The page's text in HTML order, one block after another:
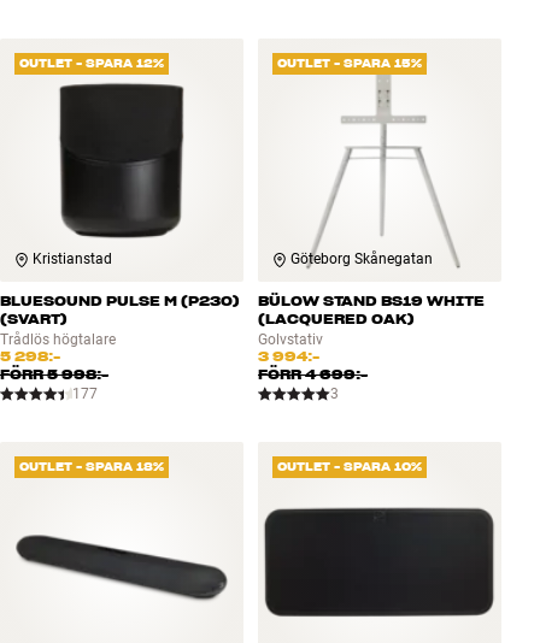
OUTLET - SPARA 12%
Kristianstad
BLUESOUND PULSE M (P230)
(SVART)
Trådlös högtalare
5 298:-
FÖRR5 998:-
177
OUTLET - SPARA 15%
Göteborg Skånegatan
BÜLOW STAND BS19 WHITE
(LACQUERED OAK)
Golvstativ
3 994:-
FÖRR4 699:-
3
OUTLET - SPARA 18% OUTLET - SPARA 10%